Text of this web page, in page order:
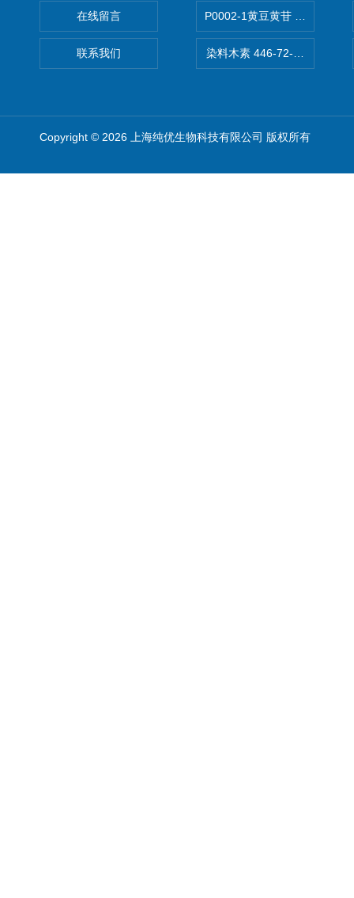
在线留言
联系我们
P0002-1黄豆黄苷 40246-10-
染料木素 446-72-0
Copyright © 2026 上海纯优生物科技有限公司 版权所有